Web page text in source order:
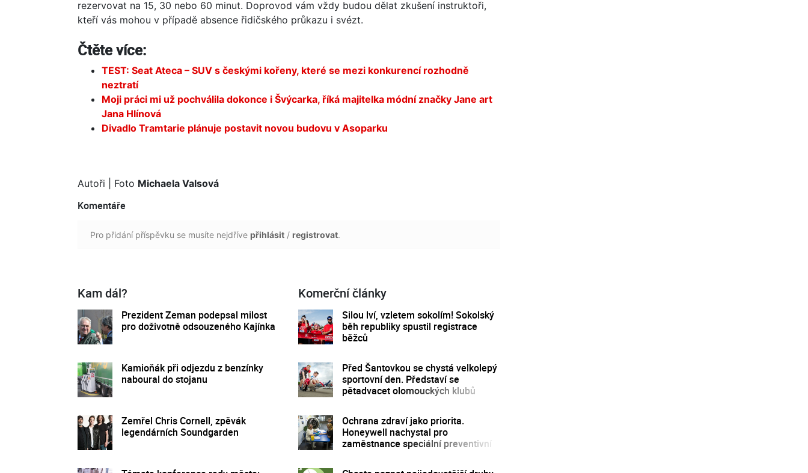
rezervovat na 15, 30 nebo 60 minut. Doprovod vám vždy budou dělat zkušení instruktoři,
kteří vás mohou v případě absence řidičského průkazu i svézt.
Čtěte více:
TEST: Seat Ateca – SUV s českými kořeny, které se mezi konkurencí rozhodně
neztratí
Moji práci mi už pochválila dokonce i Švýcarka, říká majitelka módní značky Jane art
Jana Hlínová
Divadlo Tramtarie plánuje postavit novou budovu v Asoparku
Autoři | Foto Michaela Valsová
Komentáře
Pro přidání příspěvku se musíte nejdříve přihlásit / registrovat.
Kam dál?
Prezident Zeman podepsal milost
pro doživotně odsouzeného Kajínka
Kamioňák při odjezdu z benzínky
naboural do stojanu
Zemřel Chris Cornell, zpěvák
legendárních Soundgarden
Komerční články
Silou lví, vzletem sokolím! Sokolský
běh republiky spustil registrace
běžců
Před Šantovkou se chystá velkolepý
sportovní den. Představí se
pětadvacet olomouckých klubů
Ochrana zdraví jako priorita.
Honeywell nachystal pro
zaměstnance speciální preventivní